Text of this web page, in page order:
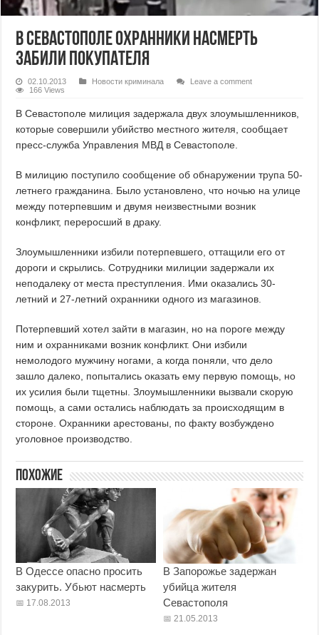
В Севастополе охранники насмерть
забили покупателя
02.10.2013 Новости криминала
Leave a comment
166 Views
В Севастополе милиция задержала двух злоумышленников,
которые совершили убийство местного жителя, сообщает
пресс-служба Управления МВД в Севастополе.
В милицию поступило сообщение об обнаружении трупа 50-
летнего гражданина. Было установлено, что ночью на улице
между потерпевшим и двумя неизвестными возник
конфликт, переросший в драку.
Злоумышленники избили потерпевшего, оттащили его от
дороги и скрылись. Сотрудники милиции задержали их
неподалеку от места преступления. Ими оказались 30-
летний и 27-летний охранники одного из магазинов.
Потерпевший хотел зайти в магазин, но на пороге между
ним и охранниками возник конфликт. Они избили
немолодого мужчину ногами, а когда поняли, что дело
зашло далеко, попытались оказать ему первую помощь, но
их усилия были тщетны. Злоумышленники вызвали скорую
помощь, а сами остались наблюдать за происходящим в
стороне. Охранники арестованы, по факту возбуждено
уголовное производство.
Похожие
В Одессе опасно просить
закурить. Убьют насмерть
17.08.2013
В Запорожье задержан
убийца жителя
Севастополя
21.05.2013